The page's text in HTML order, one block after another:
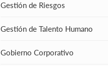
Gestión de Riesgos
Gestión de Talento Humano
Gobierno Corporativo